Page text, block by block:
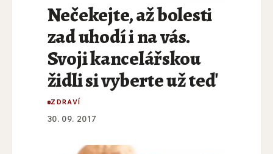
Nečekejte, až bolesti
zad uhodí i na vás.
Svoji kancelářskou
židli si vyberte už teď
ZDRAVÍ
30. 09. 2017